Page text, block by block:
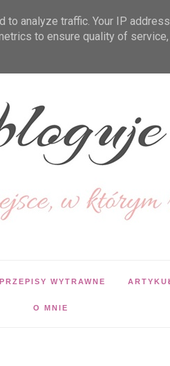
PRZEPISY WYTRAWNE
O MNIE
analyze traffic. Your IP
to ensure quality of